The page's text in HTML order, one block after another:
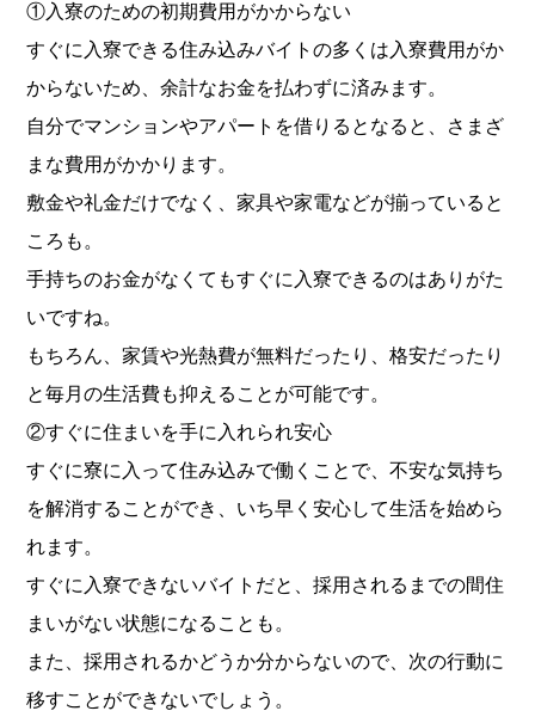
①入寮のための初期費用がかからない
すぐに入寮できる住み込みバイトの多くは入寮費用がか
からないため、余計なお金を払わずに済みます。
自分でマンションやアパートを借りるとなると、さまざ
まな費用がかかります。
敷金や礼金だけでなく、家具や家電などが揃っていると
ころも。
手持ちのお金がなくてもすぐに入寮できるのはありがた
いですね。
もちろん、家賃や光熱費が無料だったり、格安だったり
と毎月の生活費も抑えることが可能です。
②すぐに住まいを手に入れられ安心
すぐに寮に入って住み込みで働くことで、不安な気持ち
を解消することができ、いち早く安心して生活を始めら
れます。
すぐに入寮できないバイトだと、採用されるまでの間住
まいがない状態になることも。
また、採用されるかどうか分からないので、次の行動に
移すことができないでしょう。